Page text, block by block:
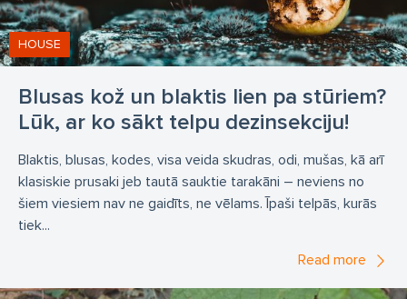
kožu indēšana
kodes
lapsenes
lapseņu indēšana
iršu indēšana
irši
sirseņu indēšana
odu indēšana
mušu indēšana
odi
mušas Žurku iznīcināšana
peļu iznīcināšana
grauzēju iznīcināšana
kaitēkļu iznīcināšana
kukaiņu iznīcināšana
posmkāju iznīcināšana
blaktis
Blusas kož un blaktis lien pa stūriem?
Lūk, ar ko sākt telpu dezinsekciju!
HOUSE
Blaktis, blusas, kodes, visa veida skudras, odi, mušas, kā arī
klasiskie prusaki jeb tautā sauktie tarakāni – neviens no
šiem viesiem nav ne gaidīts, ne vēlams. Īpaši telpās, kurās
tiek...
Read more